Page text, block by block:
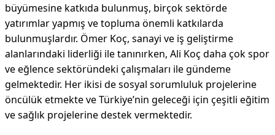
büyümesine katkıda bulunmuş, birçok sektörde
yatırımlar yapmış ve topluma önemli katkılarda
bulunmuşlardır. Ömer Koç, sanayi ve iş geliştirme
alanlarındaki liderliği ile tanınırken, Ali Koç daha çok spor
ve eğlence sektöründeki çalışmaları ile gündeme
gelmektedir. Her ikisi de sosyal sorumluluk projelerine
öncülük etmekte ve Türkiye’nin geleceği için çeşitli eğitim
ve sağlık projelerine destek vermektedir.